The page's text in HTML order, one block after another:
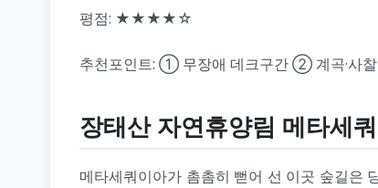
평점: ★★★★☆
추천포인트: ① 무장애 데크구간 ② 계곡·사찰
장태산 자연휴양림 메타세
메타세쿼이아가 촘촘히 뻗어 선 이곳 숲길은